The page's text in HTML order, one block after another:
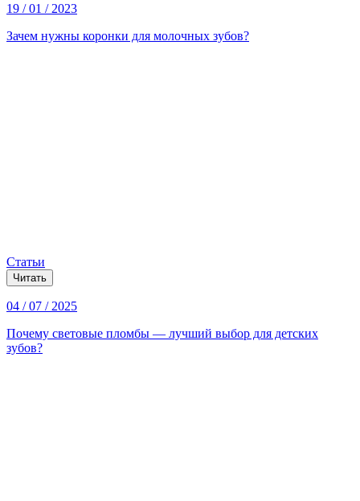
19 / 01 / 2023
Зачем нужны коронки для молочных зубов?
Статьи
Читать
04 / 07 / 2025
Почему световые пломбы — лучший выбор для детских
зубов?